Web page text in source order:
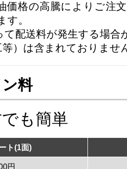
価格の高騰によりご注
。
配送料が発生する場合
）は含まれておりませ
料
も簡単
ト(1面)
円